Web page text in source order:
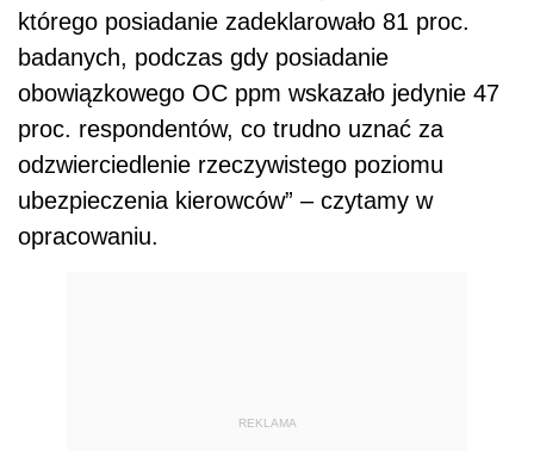
którego posiadanie zadeklarowało 81 proc.
badanych, podczas gdy posiadanie
obowiązkowego OC ppm wskazało jedynie 47
proc. respondentów, co trudno uznać za
odzwierciedlenie rzeczywistego poziomu
ubezpieczenia kierowców” – czytamy w
opracowaniu.
REKLAMA